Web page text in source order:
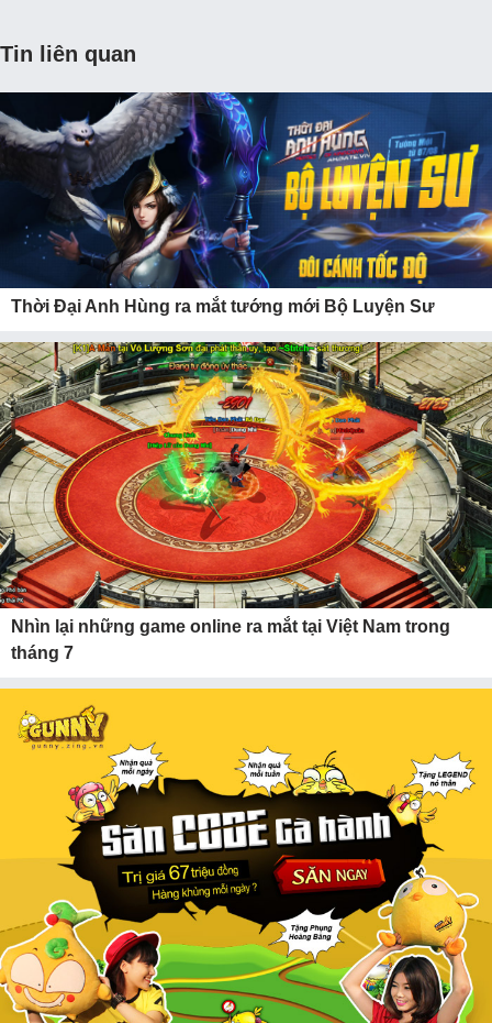
Tin liên quan
Thời Đại Anh Hùng ra mắt tướng mới Bộ Luyện Sư
Nhìn lại những game online ra mắt tại Việt Nam trong
tháng 7